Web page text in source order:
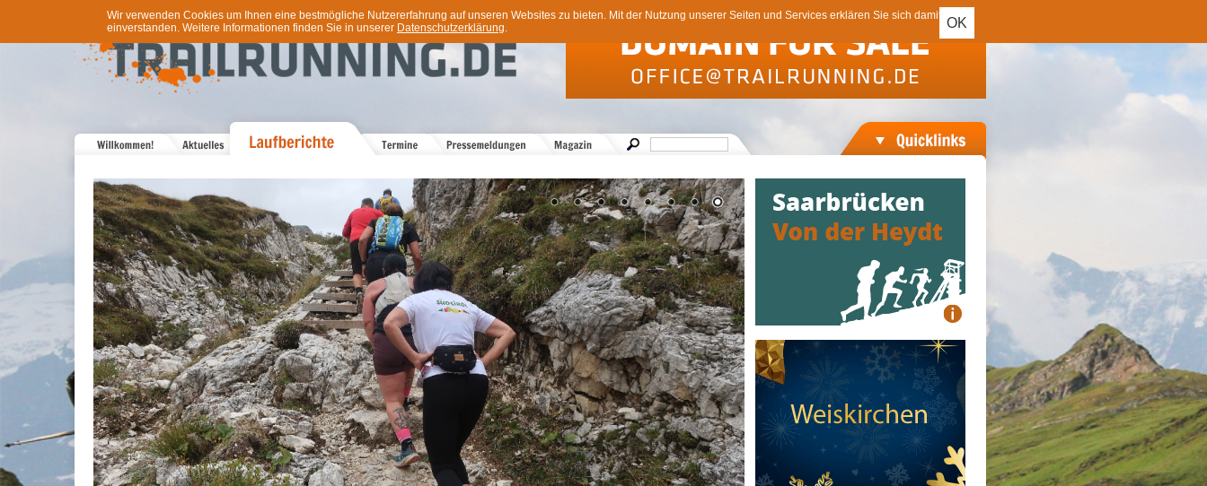
OK
Wir verwenden Cookies um Ihnen eine bestmögliche Nutzererfahrung auf unseren Websites zu bieten. Mit der Nutzung unserer Seiten und Services erklären Sie sich damit
einverstanden. Weitere Informationen finden Sie in unserer Datenschutzerklärung.